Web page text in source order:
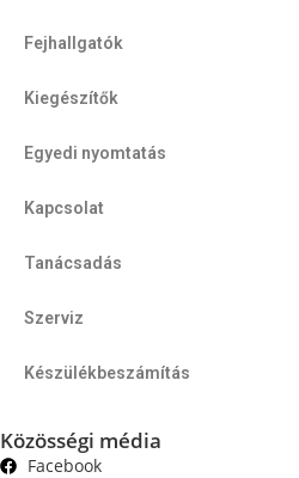
Fejhallgatók
Kiegészítők
Egyedi nyomtatás
Kapcsolat
Tanácsadás
Szerviz
Készülékbeszámítás
Közösségi média
Facebook